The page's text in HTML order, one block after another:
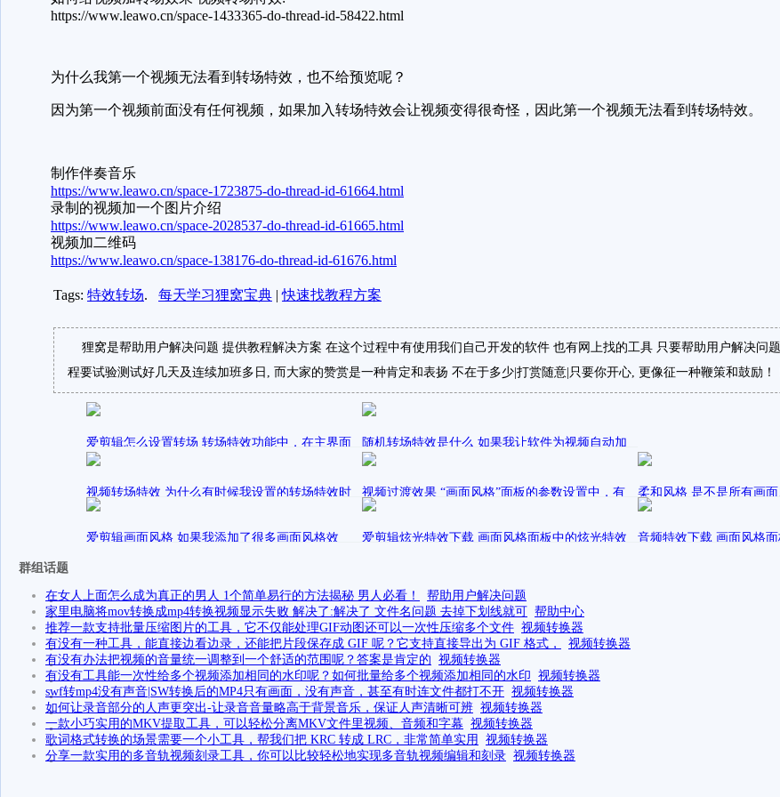
https://www.leawo.cn/space-1433365-do-thread-id-58422.html
为什么我第一个视频无法看到转场特效，也不给预览呢？
因为第一个视频前面没有任何视频，如果加入转场特效会让视频变得很奇怪，因此第一个视频无法看到转场特效。
制作伴奏音乐
https://www.leawo.cn/space-1723875-do-thread-id-61664.html
录制的视频加一个图片介绍
https://www.leawo.cn/space-2028537-do-thread-id-61665.html
视频加二维码
https://www.leawo.cn/space-138176-do-thread-id-61676.html
Tags: 特效转场. 每天学习狸窝宝典 |快速找教程方案
狸窝是帮助用户解决问题 提供教程解决方案 在这个过程中有使用我们自己开发的软件 也有网上找的工具 只要帮助用户解决问
程要试验测试好几天及连续加班多日, 而大家的赞赏是一种肯定和表扬 不在于多少|打赏随意|只要你开心, 更像征一种鞭策和鼓励！
爱剪辑怎么设置转场 转场特效功能中，在主界面
中央的“转场设置”处，那个骰子小按钮是干
sally 发表在爱剪辑动景特效
随机转场特效是什么 如果我让软件为视频自动加
上随机转场特效，我能剔除一些我不喜欢的
sally 发表在爱剪辑教程视频
视频转场特效 为什么有时候我设置的转场特效时
长不是实际预览的转场时长呢？
sally 发表在爱剪辑的使用方法
视频过渡效果 “画面风格”面板的参数设置中，有
个“柔和过渡”是什么意思？
sally 发表在视频编辑软件
柔和风格 是不是所有画
渡功能？
sally 发表在爱剪辑教程视频
爱剪辑画面风格 如果我添加了很多画面风格效
爱剪辑炫光特效下载 画面风格面板中的炫光特效
音频特效下载 画面风格
群组话题
在女人上面怎么成为真正的男人 1个简单易行的方法揭秘 男人必看！
帮助用户解决问题
家里电脑将mov转换成mp4转换视频显示失败 解决了:解决了 文件名问题 去掉下划线就可 帮助中心
推荐一款支持批量压缩图片的工具，它不仅能处理GIF动图还可以一次性压缩多个文件 视频转换器
有没有一种工具，能直接边看边录，还能把片段保存成 GIF 呢？它支持直接导出为 GIF 格式，
视频转换器
有没有办法把视频的音量统一调整到一个舒适的范围呢？答案是肯定的 视频转换器
有没有工具能一次性给多个视频添加相同的水印呢？如何批量给多个视频添加相同的水印 视频转换器
swf转mp4没有声音|SW转换后的MP4只有画面，没有声音，甚至有时连文件都打不开 视频转换器
如何让录音部分的人声更突出-让录音音量略高于背景音乐，保证人声清晰可辨 视频转换器
一款小巧实用的MKV提取工具，可以轻松分离MKV文件里视频、音频和字幕 视频转换器
歌词格式转换的场景需要一个小工具，帮我们把 KRC 转成 LRC，非常简单实用
视频转换器
分享一款实用的多音轨视频刻录工具，你可以比较轻松地实现多音轨视频编辑和刻录 视频转换器